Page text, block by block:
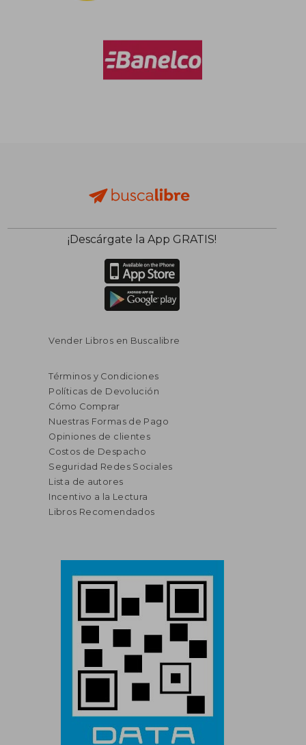
¡Descárgate la App GRATIS!
Vender Libros en Buscalibre
Términos y Condiciones
Políticas de Devolución
Cómo Comprar
Nuestras Formas de Pago
Opiniones de clientes
Costos de Despacho
Seguridad Redes Sociales
Lista de autores
Incentivo a la Lectura
Libros Recomendados